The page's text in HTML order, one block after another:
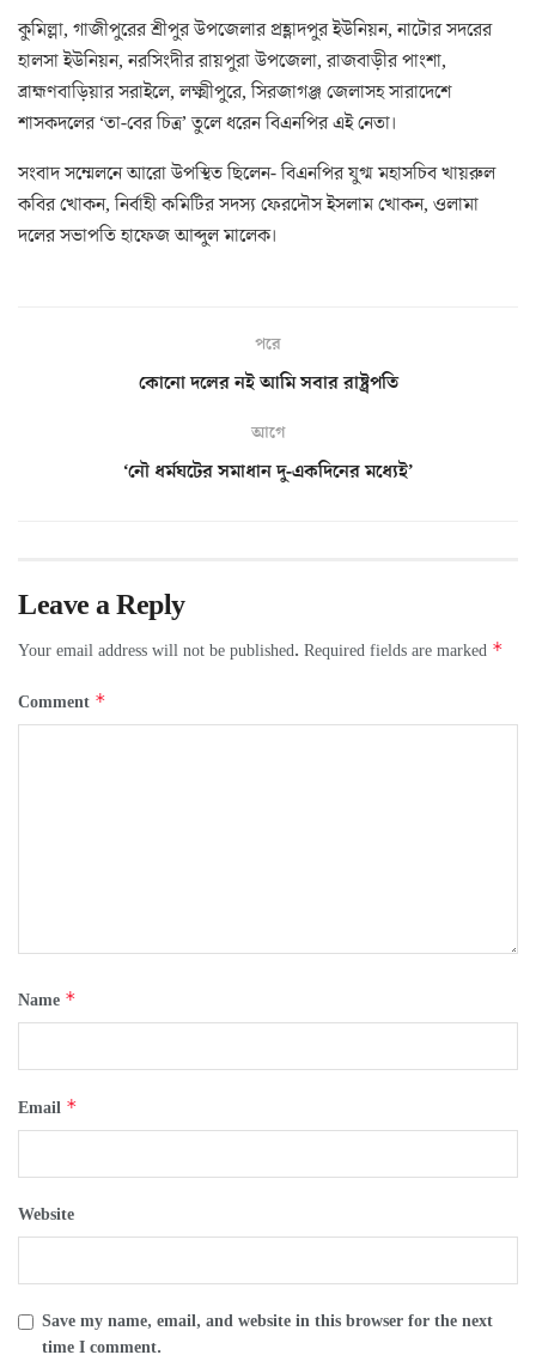
কুমিল্লা, গাজীপুরের শ্রীপুর উপজেলার প্রহ্লাদপুর ইউনিয়ন, নাটোর সদরের
হালসা ইউনিয়ন, নরসিংদীর রায়পুরা উপজেলা, রাজবাড়ীর পাংশা,
ব্রাহ্মণবাড়িয়ার সরাইলে, লক্ষ্মীপুরে, সিরজাগঞ্জ জেলাসহ সারাদেশে
শাসকদলের ‘তা-বের চিত্র’ তুলে ধরেন বিএনপির এই নেতা।
সংবাদ সম্মেলনে আরো উপস্থিত ছিলেন- বিএনপির যুগ্ম মহাসচিব খায়রুল
কবির খোকন, নির্বাহী কমিটির সদস্য ফেরদৌস ইসলাম খোকন, ওলামা
দলের সভাপতি হাফেজ আব্দুল মালেক।
পরে
কোনো দলের নই আমি সবার রাষ্ট্রপতি
আগে
‘নৌ ধর্মঘটের সমাধান দু-একদিনের মধ্যেই’
Leave a Reply
Your email address will not be published. Required fields are marked *
Comment *
Name *
Email *
Website
Save my name, email, and website in this browser for the next
time I comment.